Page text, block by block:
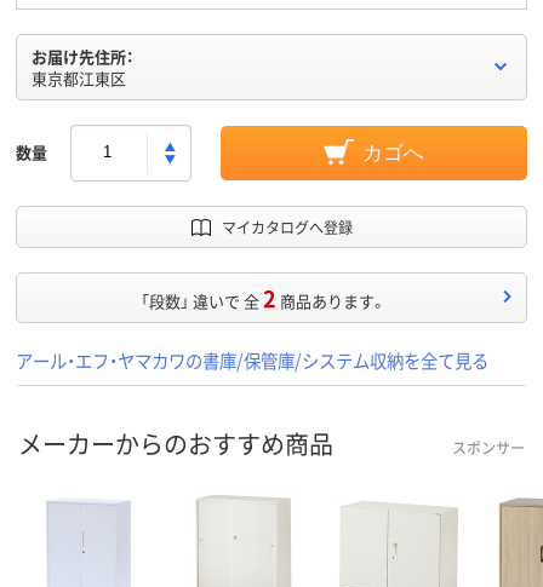
お届け先住所：
東京都江東区
数量 カゴへ
マイカタログへ登録
「段数」 違いで 全2 商品あります。
アール・エフ・ヤマカワの書庫/保管庫/システム収納を全て見る
メーカーからのおすすめ商品 スポンサー